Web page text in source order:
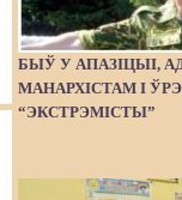
БЫЎ У АПАЗІЦЫІ,
МАНАРХІСТАМ І
“ЭКСТРЭМІСТЫ”